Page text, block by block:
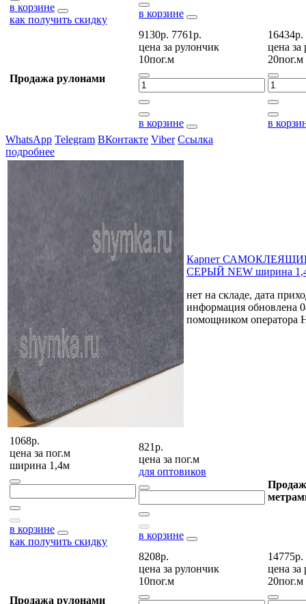
в корзине
как получить скидку
в корзине
Продажа рулонами
9130р. 7761р.
цена за рулончик
10пог.м
в корзине
16434р.
цена за
20пог.м
в
WhatsApp Telegram ВКонтакте Viber Ссылка
подробнее
Карпет
СЕРЫЙ NEW ширина
нет на складе, дата
информация обновлена
помощником оператора
1068р.
цена за пог.м
ширина 1,4м
в корзине
как получить скидку
821р.
цена за пог.м
для оптовиков
в корзине
Продажа рулонами
8208р.
цена за рулончик
10пог.м
14775р.
цена за
20пог.м